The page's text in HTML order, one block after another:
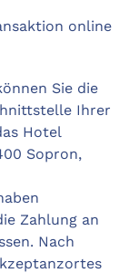
online
Sie die
Ihrer
Hotel
Sopron,
Zahlung an
Nach